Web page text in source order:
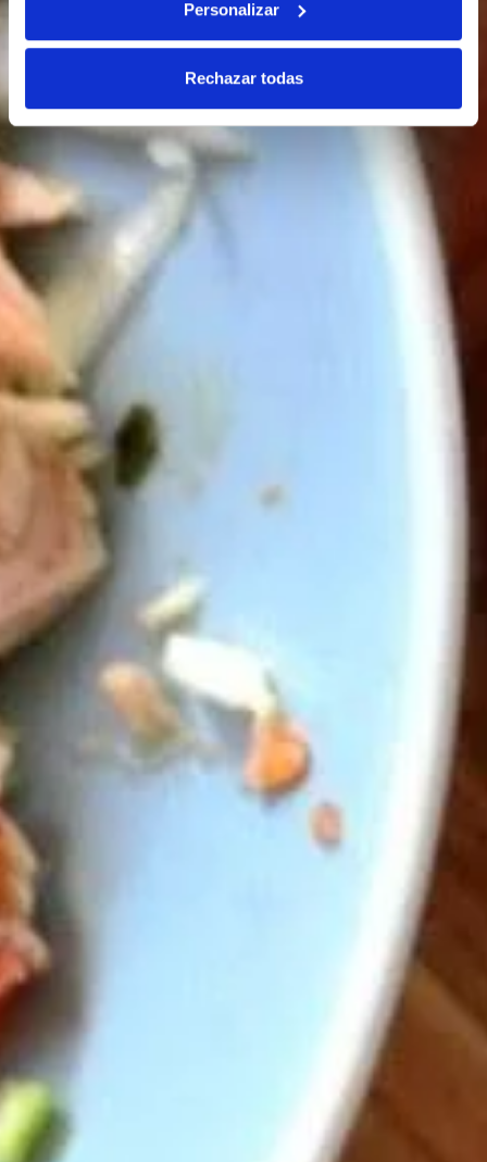
Personalizar
Rechazar todas